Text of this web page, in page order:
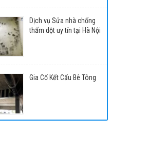
Dịch vụ Sửa nhà chống
thấm dột uy tín tại Hà Nội
Gia Cố Kết Cấu Bê Tông